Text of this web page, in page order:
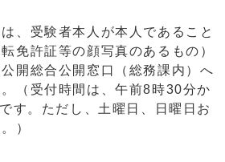
、受験者本人が本人であること
免許証等の顔写真のあるもの）
開総合公開窓口（総務課内）へ
（受付時間は、午前8時30分か
す。ただし、土曜日、日曜日お
）